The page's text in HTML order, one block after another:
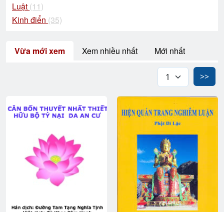
Luật (11)
Kinh điển (35)
Vừa mới xem Xem nhiều nhất Mới nhất
>>